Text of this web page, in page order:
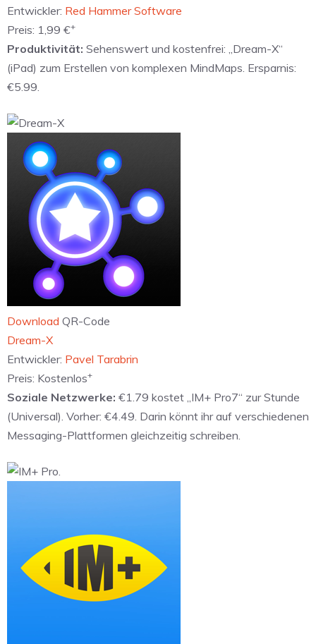
Entwickler: Red Hammer Software
Preis: 1,99 €+
Produktivität: Sehenswert und kostenfrei: „Dream-X“
(iPad) zum Erstellen von komplexen MindMaps. Ersparnis:
€5.99.
Download QR-Code
‎Dream-X
Entwickler: Pavel Tarabrin
Preis: Kostenlos+
Soziale Netzwerke: €1.79 kostet „IM+ Pro7“ zur Stunde
(Universal). Vorher: €4.49. Darin könnt ihr auf verschiedenen
Messaging-Plattformen gleichzeitig schreiben.